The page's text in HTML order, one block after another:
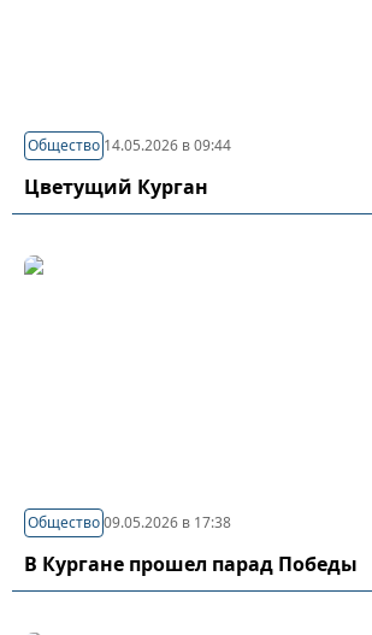
Общество 14.05.2026 в 09:44
Цветущий Курган
Общество09.05.2026 в 17:38
В Кургане прошел парад Победы